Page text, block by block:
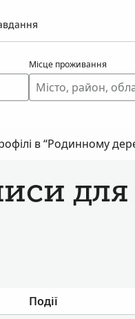
Місце проживання
в “Родинному
для
Події